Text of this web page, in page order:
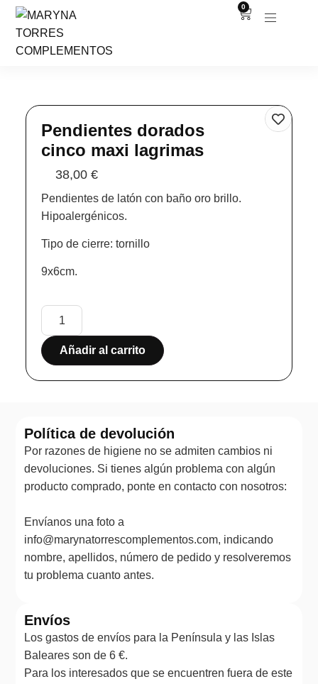
0
Pendientes dorados
cinco maxi lagrimas
38,00€
Pendientes de latón con baño oro brillo.
Hipoalergénicos.
Tipo de cierre: tornillo
9x6cm.
Añadir al carrito
Política de devolución
Por razones de higiene no se admiten cambios ni
devoluciones. Si tienes algún problema con algún
producto comprado, ponte en contacto con nosotros:
Envíanos una foto a
info@marynatorrescomplementos.com, indicando
nombre, apellidos, número de pedido y resolveremos
tu problema cuanto antes.
Envíos
Los gastos de envíos para la Península y las Islas
Baleares son de 6 €.
Para los interesados que se encuentren fuera de este